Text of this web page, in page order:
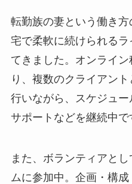
転勤族の妻という働き
宅で柔軟に続けられる
てきました。オンライ
り、複数のクライアン
行いながら、スケジュ
サポートなどを継続中で
また、ボランティアと
ムに参加中。企画・構